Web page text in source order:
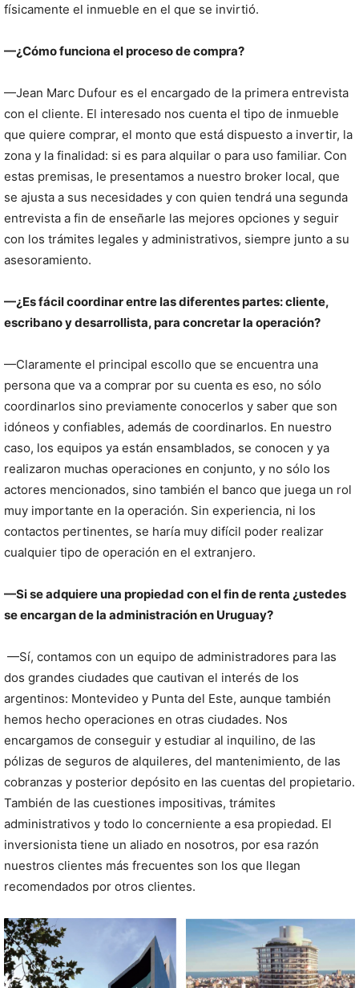
físicamente el inmueble en el que se invirtió.
—¿Cómo funciona el proceso de compra?
—Jean Marc Dufour es el encargado de la primera entrevista
con el cliente. El interesado nos cuenta el tipo de inmueble
que quiere comprar, el monto que está dispuesto a invertir, la
zona y la finalidad: si es para alquilar o para uso familiar. Con
estas premisas, le presentamos a nuestro broker local, que
se ajusta a sus necesidades y con quien tendrá una segunda
entrevista a fin de enseñarle las mejores opciones y seguir
con los trámites legales y administrativos, siempre junto a su
asesoramiento.
—¿Es fácil coordinar entre las diferentes partes: cliente,
escribano y desarrollista, para concretar la operación?
—Claramente el principal escollo que se encuentra una
persona que va a comprar por su cuenta es eso, no sólo
coordinarlos sino previamente conocerlos y saber que son
idóneos y confiables, además de coordinarlos. En nuestro
caso, los equipos ya están ensamblados, se conocen y ya
realizaron muchas operaciones en conjunto, y no sólo los
actores mencionados, sino también el banco que juega un rol
muy importante en la operación. Sin experiencia, ni los
contactos pertinentes, se haría muy difícil poder realizar
cualquier tipo de operación en el extranjero.
—Si se adquiere una propiedad con el fin de renta ¿ustedes
se encargan de la administración en Uruguay?
—Sí, contamos con un equipo de administradores para las
dos grandes ciudades que cautivan el interés de los
argentinos: Montevideo y Punta del Este, aunque también
hemos hecho operaciones en otras ciudades. Nos
encargamos de conseguir y estudiar al inquilino, de las
pólizas de seguros de alquileres, del mantenimiento, de las
cobranzas y posterior depósito en las cuentas del propietario.
También de las cuestiones impositivas, trámites
administrativos y todo lo concerniente a esa propiedad. El
inversionista tiene un aliado en nosotros, por esa razón
nuestros clientes más frecuentes son los que llegan
recomendados por otros clientes.